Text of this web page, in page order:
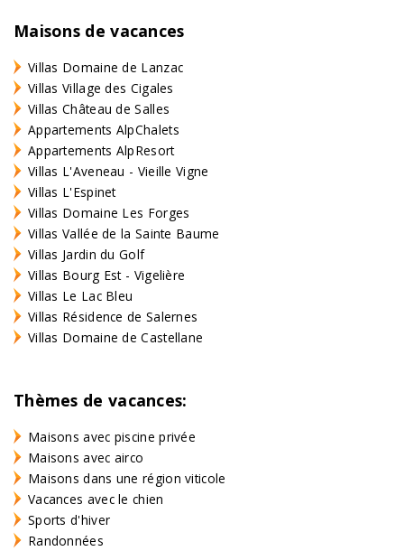
Maisons de vacances
Villas Domaine de Lanzac
Villas Village des Cigales
Villas Château de Salles
Appartements AlpChalets
Appartements AlpResort
Villas L'Aveneau - Vieille Vigne
Villas L'Espinet
Villas Domaine Les Forges
Villas Vallée de la Sainte Baume
Villas Jardin du Golf
Villas Bourg Est - Vigelière
Villas Le Lac Bleu
Villas Résidence de Salernes
Villas Domaine de Castellane
Thèmes de vacances:
Maisons avec piscine privée
Maisons avec airco
Maisons dans une région viticole
Vacances avec le chien
Sports d'hiver
Randonnées